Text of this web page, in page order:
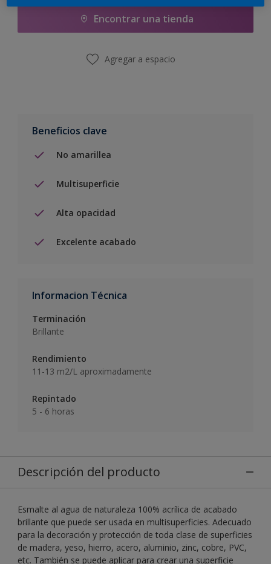
Encontrar una tienda
Agregar a espacio
Beneficios clave
No amarillea
Multisuperficie
Alta opacidad
Excelente acabado
Informacion Técnica
Terminación
Brillante
Rendimiento
11-13 m2/L aproximadamente
Repintado
5 - 6 horas
Descripción del producto
Esmalte al agua de naturaleza 100% acrílica de acabado
brillante que puede ser usada en multisuperficies. Adecuado
para la decoración y protección de toda clase de superficies
de madera, yeso, hierro, acero, aluminio, zinc, cobre, PVC,
etc. También se puede aplicar para crear una superficie